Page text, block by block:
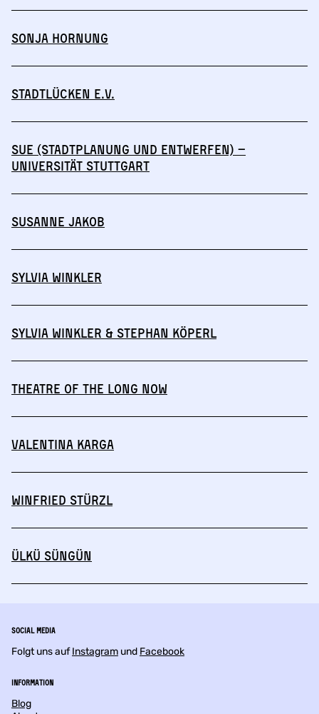
Sonja Hornung
Stadtlücken e.V.
SuE (Stadtplanung und Entwerfen) –
Universität Stuttgart
Susanne Jakob
Sylvia Winkler
Sylvia Winkler & Stephan Köperl
THEATRE OF THE LONG NOW
Valentina Karga
Winfried Stürzl
Ülkü Süngün
Social Media
Folgt uns aufInstagram und Facebook
Information
Blog